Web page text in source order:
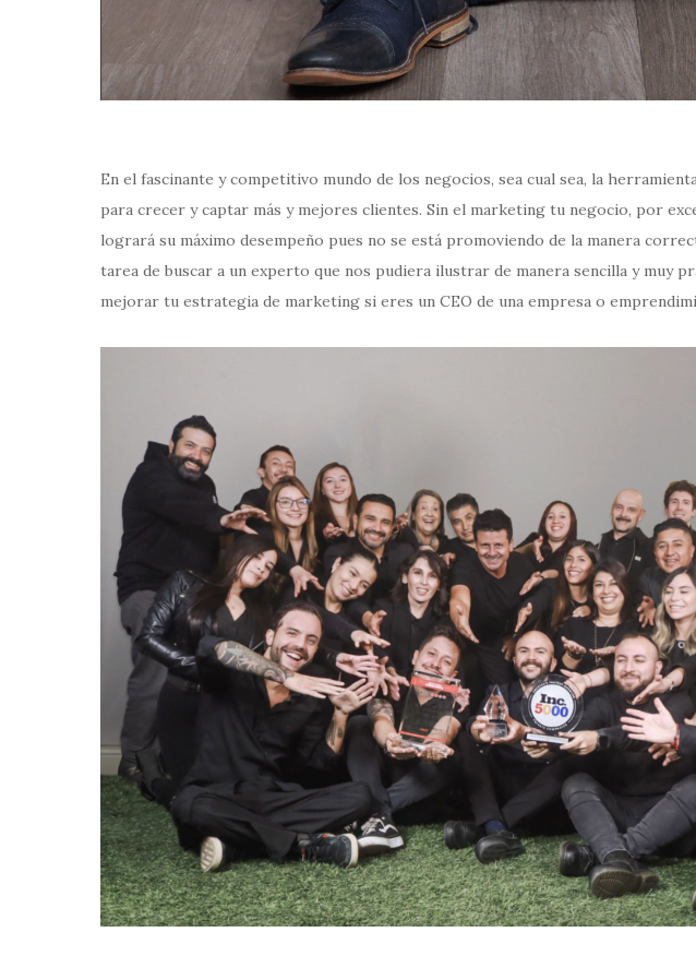
En el fascinante y competitivo mundo de los negocios, sea cual sea, la
para crecer y captar más y mejores clientes. Sin el marketing tu negocio, por
logrará su máximo desempeño pues no se está promoviendo de la manera
tarea de buscar a un experto que nos pudiera ilustrar de manera sencilla y muy
mejorar tu estrategia de marketing si eres un CEO de una empresa o